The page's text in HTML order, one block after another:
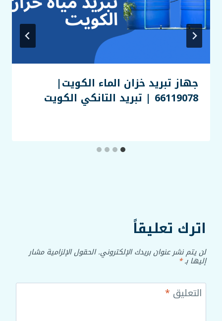
جهاز تبريد خزان الماء الكويت|
66119078 | تبريد التانكي الكويت
اترك تعليقاً
لن يتم نشر عنوان بريدك الإلكتروني. الحقول الإلزامية مشار
إليها بـ*
التعليق *